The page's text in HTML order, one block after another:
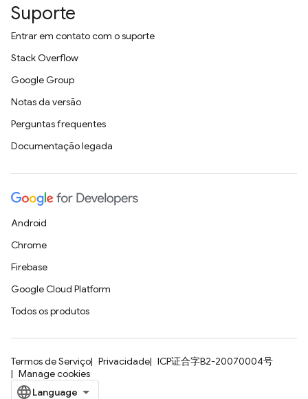
Suporte
Entrar em contato com o suporte
Stack Overflow
Google Group
Notas da versão
Perguntas frequentes
Documentação legada
Android
Chrome
Firebase
Google Cloud Platform
Todos os produtos
Termos de Serviço Privacidade
ICP证合字B2-20070004号
Manage cookies